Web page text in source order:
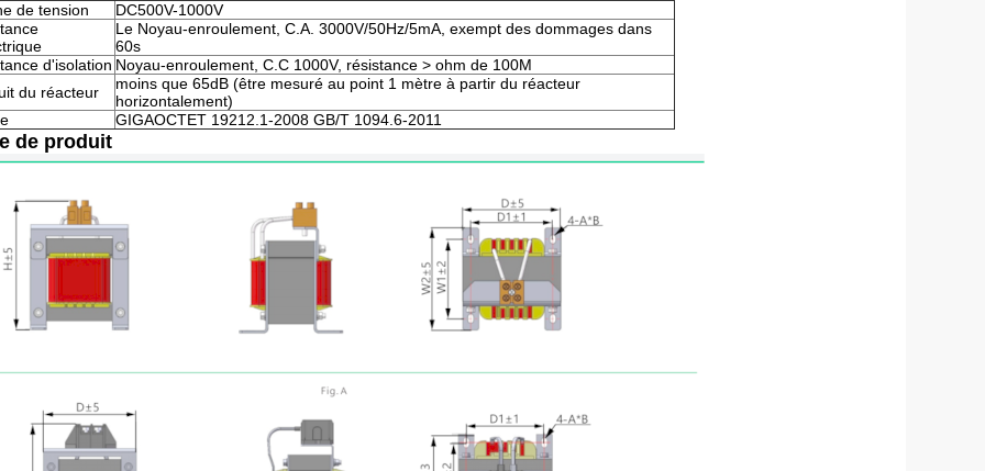
de tension
DC500V-1000V
Le Noyau-enroulement, C.A. 3000V/50Hz/5mA, exempt des dommages dans
60s
d'isolation Noyau-enroulement, C.C 1000V, résistance > ohm de 100M
du réacteur
moins que 65dB (être mesuré au point 1 mètre à partir du réacteur
horizontalement)
GIGAOCTET 19212.1-2008 GB/T 1094.6-2011
de produit